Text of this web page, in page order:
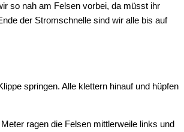
so nah am Felsen vorbei, da müsst ihr
der Stromschnelle sind wir alle bis auf
springen. Alle klettern hinauf und hüpfen
ragen die Felsen mittlerweile links und